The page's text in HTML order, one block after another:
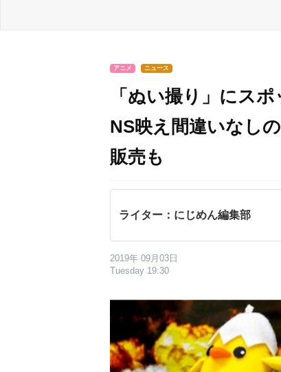
アニメ ニュース
「ぬい撮り」にス
NS映え間違いなし
販売も
ライター：にじめん編集部
2019年 09月03日
Tuesday 19:30